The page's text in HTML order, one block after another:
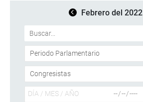
Febrero del 2022